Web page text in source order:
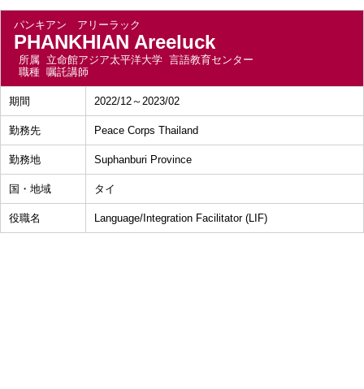
パンキアン アリーラック
PHANKHIAN Areeluck
所属 立命館アジア太平洋大学 言語教育センター
職種 嘱託講師
期間 2022/12～2023/02
勤務先 Peace Corps Thailand
勤務地 Suphanburi Province
国・地域 タイ
役職名 Language/Integration Facilitator (LIF)